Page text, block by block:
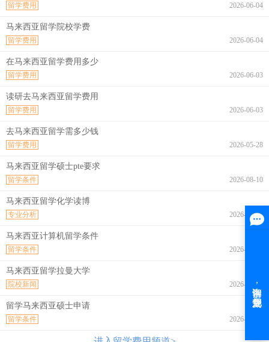
2026-06-04
留学费用
马来西亚留学院校学费
2026-06-04
留学费用
在马来西亚留学费用多少
2026-06-03
留学费用
读研去马来西亚留学费用
2026-06-03
留学费用
去马来西亚留学需多少钱
2026-05-28
留学费用
马来西亚留学硕士pte要求
2026-08-10
留学条件
马来西亚留学化学读博
2026-08-10
专业分析
马来西亚计算机留学条件
2026-08-10
留学条件
马来西亚留学拉曼大学
2026-08-10
院校新闻
留学马来西亚硕士申请
2026-08-10
留学条件